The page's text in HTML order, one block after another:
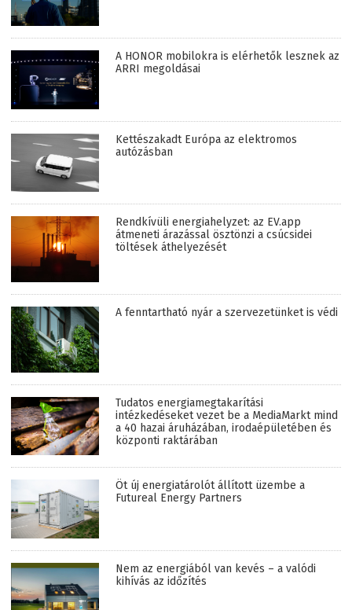
A HONOR mobilokra is elérhetők lesznek az
ARRI megoldásai
Kettészakadt Európa az elektromos
autózásban
Rendkívüli energiahelyzet: az EV.app
átmeneti árazással ösztönzi a csúcsidei
töltések áthelyezését
A fenntartható nyár a szervezetünket is védi
Tudatos energiamegtakarítási
intézkedéseket vezet be a MediaMarkt mind
a 40 hazai áruházában, irodaépületében és
központi raktárában
Öt új energiatárolót állított üzembe a
Futureal Energy Partners
Nem az energiából van kevés – a valódi
kihívás az időzítés